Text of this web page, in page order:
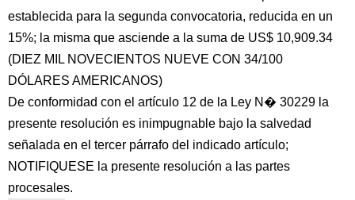
establecida para la segunda convocatoria, reducida en un
15%; la misma que asciende a la suma de US$ 10,909.34
(DIEZ MIL NOVECIENTOS NUEVE CON 34/100
DÓLARES AMERICANOS)
De conformidad con el artículo 12 de la Ley N� 30229 la
presente resolución es inimpugnable bajo la salvedad
señalada en el tercer párrafo del indicado artículo;
NOTIFIQUESE la presente resolución a las partes
procesales.